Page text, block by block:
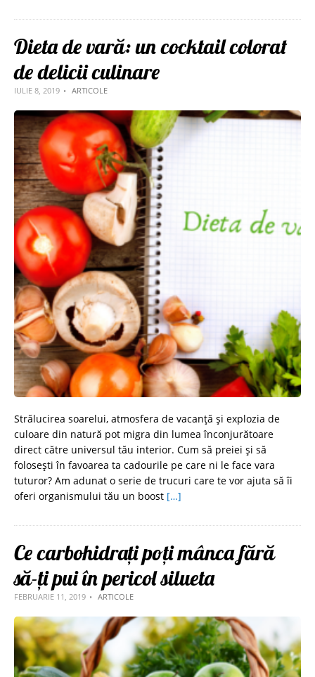
Dieta de vară: un cocktail colorat
de delicii culinare
IULIE 8, 2019 ARTICOLE
Strălucirea soarelui, atmosfera de vacanță și explozia de
culoare din natură pot migra din lumea înconjurătoare
direct către universul tău interior. Cum să preiei și să
folosești în favoarea ta cadourile pe care ni le face vara
tuturor? Am adunat o serie de trucuri care te vor ajuta să îi
oferi organismului tău un boost […]
Ce carbohidrați poți mânca fără
să-ți pui în pericol silueta
FEBRUARIE 11, 2019 ARTICOLE